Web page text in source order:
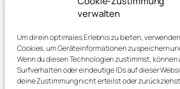
verwalten
Um dir ein optimales Erlebnis zu bieten,
Cookies, um Geräteinformationen zu speichern
Wenn du diesen Technologien zustimmst, können
Surfverhalten oder eindeutige IDs auf dieser
deine Zustimmung nicht erteilst oder
vorbei!